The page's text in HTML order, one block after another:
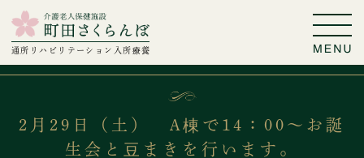
通所リハビリテーション 入所療養
2月29日（土） A棟で14：00～お誕
生会と豆まきを行います。